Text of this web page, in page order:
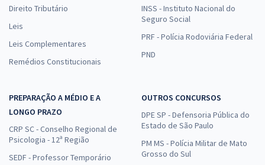
Direito Tributário
Leis
Leis Complementares
Remédios Constitucionais
INSS - Instituto Nacional do
Seguro Social
PRF - Polícia Rodoviária Federal
PND
PREPARAÇÃO A MÉDIO E A
LONGO PRAZO
CRP SC - Conselho Regional de
Psicologia - 12ª Região
SEDF - Professor Temporário
OUTROS CONCURSOS
DPE SP - Defensoria Pública do
Estado de São Paulo
PM MS - Polícia Militar de Mato
Grosso do Sul